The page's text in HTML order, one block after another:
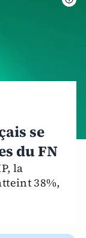
se
du FN
la
38%,